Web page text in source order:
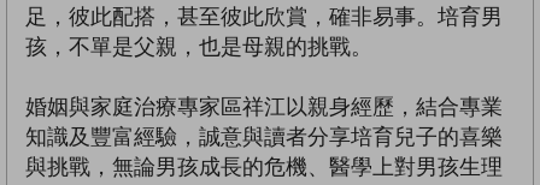
足，彼此配搭，甚至彼此欣賞，確非易事。培育男
孩，不單是父親，也是母親的挑戰。
婚姻與家庭治療專家區祥江以親身經歷，結合專業
知識及豐富經驗，誠意與讀者分享培育兒子的喜樂
與挑戰，無論男孩成長的危機、醫學上對男孩生理